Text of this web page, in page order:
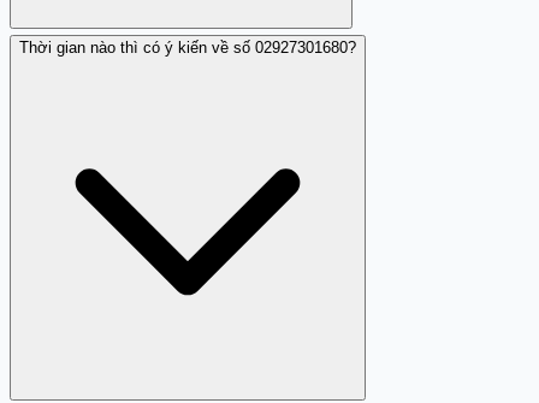
Có, số điện thoại 02927301680 đã được nhiều người
Thời gian nào thì có ý kiến về số 02927301680?